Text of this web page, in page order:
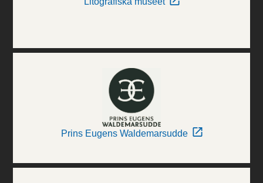
Prins Eugens Waldemarsudde